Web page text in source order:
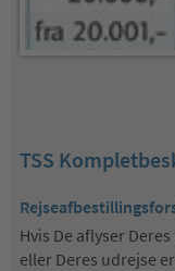
TSS
Hvis De aflyser
eller Deres udrejse